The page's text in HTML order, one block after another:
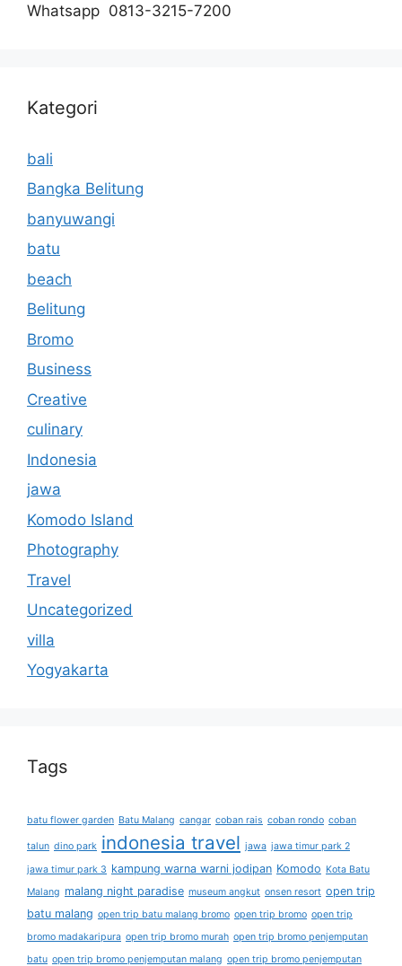
Whatsapp 0813-3215-7200
Kategori
bali
Bangka Belitung
banyuwangi
batu
beach
Belitung
Bromo
Business
Creative
culinary
Indonesia
jawa
Komodo Island
Photography
Travel
Uncategorized
villa
Yogyakarta
Tags
batu flower garden Batu Malang cangar coban rais coban rondo coban
talun dino park indonesia travel jawa jawa timur park 2
jawa timur park 3 kampung warna warni jodipan Komodo Kota Batu
Malang malang night paradise museum angkut onsen resort open trip
batu malang open trip batu malang bromo open trip bromo open trip
bromo madakaripura open trip bromo murah open trip bromo penjemputan
batu open trip bromo penjemputan malang open trip bromo penjemputan